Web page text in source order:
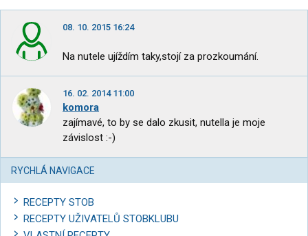
08. 10. 2015 16:24
Na nutele ujíždím taky,stojí za prozkoumání.
16. 02. 2014 11:00
komora
zajímavé, to by se dalo zkusit, nutella je moje
závislost :-)
RYCHLÁ NAVIGACE
RECEPTY STOB
RECEPTY UŽIVATELŮ STOBKLUBU